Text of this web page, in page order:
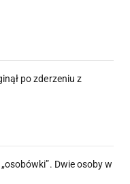
po zderzeniu z
Dwie osoby w